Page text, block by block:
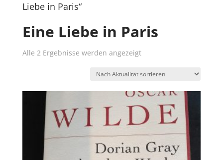
Liebe in Paris“
Eine Liebe in Paris
Alle 2 Ergebnisse werden angezeigtNach